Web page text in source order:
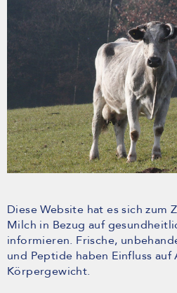
Diese Website hat es sich zum
Milch in Bezug auf
informieren. Frische,
und Peptide haben Einfluss
Körpergewicht.